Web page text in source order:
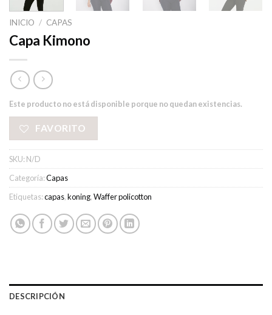
INICIO / CAPAS
Capa Kimono
Este producto no está disponible porque no quedan existencias.
FAVORITO
SKU: N/D
Categoría:Capas
Etiquetas:capas,koning,Waffer policotton
DESCRIPCIÓN